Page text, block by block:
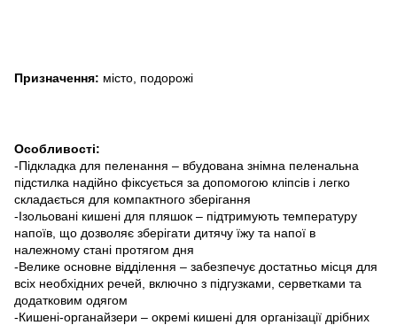
Призначення: місто, подорожі
Особливості:
-Підкладка для пеленання – вбудована знімна пеленальна
підстилка надійно фіксується за допомогою кліпсів і легко
складається для компактного зберігання
-Ізольовані кишені для пляшок – підтримують температуру
напоїв, що дозволяє зберігати дитячу їжу та напої в
належному стані протягом дня
-Велике основне відділення – забезпечує достатньо місця для
всіх необхідних речей, включно з підгузками, серветками та
додатковим одягом
-Кишені-органайзери – окремі кишені для організації дрібних